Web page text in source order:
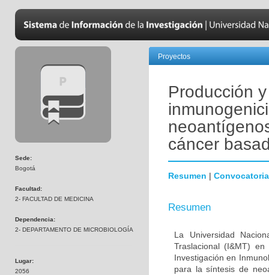
Sede:
Bogotá
Facultad:
2- FACULTAD DE MEDICINA
Dependencia:
2- DEPARTAMENTO DE MICROBIOLOGÍA
Lugar:
2056
Proyectos
Producción
cáncer
Resumen | Convocatoria
Resumen
La Universidad
Traslacional (I&MT)
Investigación en
para la síntesis de